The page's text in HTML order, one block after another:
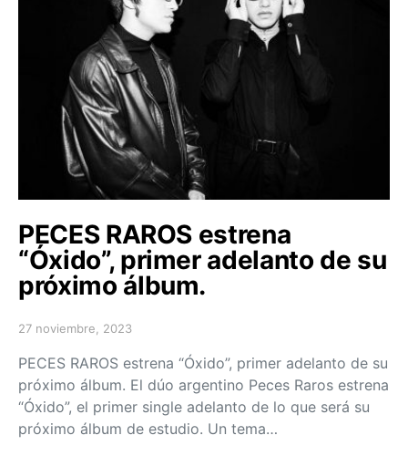
PECES RAROS estrena
“Óxido”, primer adelanto de su
próximo álbum.
Posted on
27 noviembre, 2023
PECES RAROS estrena “Óxido”, primer adelanto de su
próximo álbum. El dúo argentino Peces Raros estrena
“Óxido”, el primer single adelanto de lo que será su
próximo álbum de estudio. Un tema…